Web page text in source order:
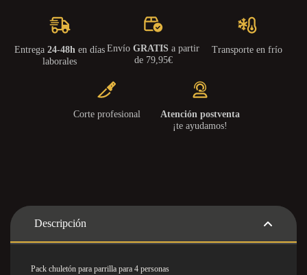
Entrega24-48h en días
laborales
EnvíoGRATIS a partir
de 79,95€
Transporte en frío
Corte profesional
Atención postventa
¡te ayudamos!
Descripción
Pack chuletón para parrilla para 4 personas